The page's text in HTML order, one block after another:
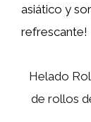
asiático y
refrescante!
Helado
de rollos